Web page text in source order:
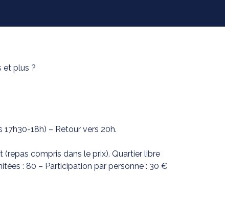
et plus ?
18h) – Retour vers 20h.
compris dans le prix). Quartier libre
: 80 – Participation par personne : 30 €